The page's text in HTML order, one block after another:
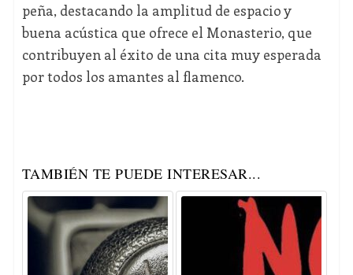
peña, destacando la amplitud de espacio y
buena acústica que ofrece el Monasterio, que
contribuyen al éxito de una cita muy esperada
por todos los amantes al flamenco.
TAMBIÉN TE PUEDE INTERESAR...